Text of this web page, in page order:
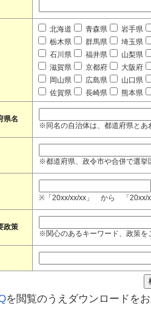
北海道 青森県 岩手県
栃木県
群馬県 埼玉県
石川県
福井県 山梨県
滋賀県
京都府 大阪府
岡山県
広島県 山口県
佐賀県
長崎県 熊本県
県名
※同名の自治体は、都道府県とあ
※都道府県、政令市や合併で選挙
※「20xx/xx/xx」 から 「20xx/
政策
※関心のあるキーワード、政策を
を閲覧のうえダウンロードをお